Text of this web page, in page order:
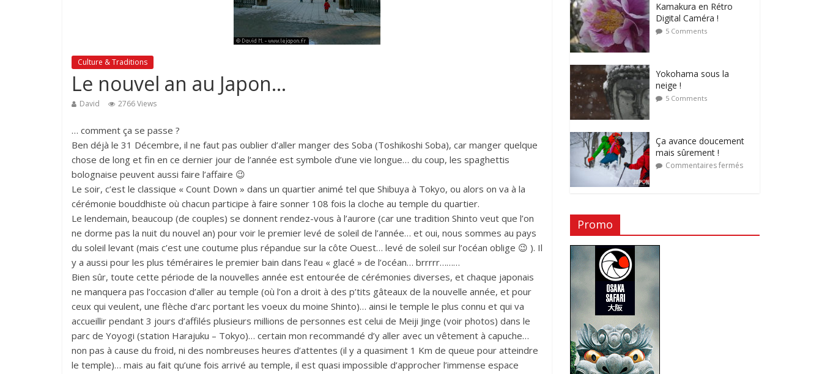
Culture & Traditions
Le nouvel an au Japon…
David 2766 Views
… comment ça se passe ?
Ben déjà le 31 Décembre, il ne faut pas oublier d’aller manger des Soba (Toshikoshi Soba), car manger quelque
chose de long et fin en ce dernier jour de l’année est symbole d’une vie longue… du coup, les spaghettis
bolognaise peuvent aussi faire l’affaire 😉
Le soir, c’est le classique « Count Down » dans un quartier animé tel que Shibuya à Tokyo, ou alors on va à la
cérémonie bouddhiste où chacun participe à faire sonner 108 fois la cloche au temple du quartier.
Le lendemain, beaucoup (de couples) se donnent rendez-vous à l’aurore (car une tradition Shinto veut que l’on
ne dorme pas la nuit du nouvel an) pour voir le premier levé de soleil de l’année… et oui, nous sommes au pays
du soleil levant (mais c’est une coutume plus répandue sur la côte Ouest… levé de soleil sur l’océan oblige 😉 ). Il
y a aussi pour les plus téméraires le premier bain dans l’eau « glacé » de l’océan… brrrrr………
Bien sûr, toute cette période de la nouvelles année est entourée de cérémonies diverses, et chaque japonais
ne manquera pas l’occasion d’aller au temple (où l’on a droit à des p’tits gâteaux de la nouvelle année, et pour
ceux qui veulent, une flèche d’arc portant les voeux du moine Shinto)… ainsi le temple le plus connu et qui va
accueillir pendant 3 jours d’affilés plusieurs millions de personnes est celui de Meiji Jinge (voir photos) dans le
parc de Yoyogi (station Harajuku – Tokyo)… certain mon recommandé d’y aller avec un vêtement à capuche…
non pas à cause du froid, ni des nombreuses heures d’attentes (il y a quasiment 1 Km de queue pour atteindre
le temple)… mais au fait qu’une fois arrivé au temple, il est quasi impossible d’approcher l’immense espace
Kamakura en Rétro
Digital Caméra !
5 Comments
Yokohama sous la
neige !
5 Comments
Ça avance doucement
mais sûrement !
Commentaires fermés
Promo